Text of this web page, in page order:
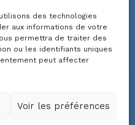
des technologies
aux informations de votre
permettra de traiter des
ou les identifiants uniques
peut affecter
Voir les préférences